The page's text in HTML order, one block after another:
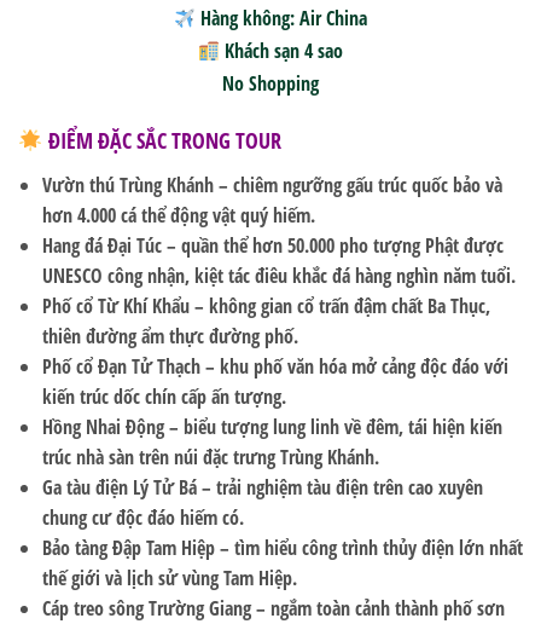
Hàng không: Air China
Khách sạn 4 sao
No Shopping
ĐIỂM ĐẶC SẮC TRONG TOUR
Vườn thú Trùng Khánh– chiêm ngưỡng gấu trúc quốc bảo và
hơn 4.000 cá thể động vật quý hiếm.
Hang đá Đại Túc– quần thể hơn 50.000 pho tượng Phật được
UNESCO công nhận, kiệt tác điêu khắc đá hàng nghìn năm tuổi.
Phố cổ Từ Khí Khẩu– không gian cổ trấn đậm chất Ba Thục,
thiên đường ẩm thực đường phố.
Phố cổ Đạn Tử Thạch– khu phố văn hóa mở cảng độc đáo với
kiến trúc dốc chín cấp ấn tượng.
Hồng Nhai Động– biểu tượng lung linh về đêm, tái hiện kiến
trúc nhà sàn trên núi đặc trưng Trùng Khánh.
Ga tàu điện Lý Tử Bá– trải nghiệm tàu điện trên cao xuyên
chung cư độc đáo hiếm có.
Bảo tàng Đập Tam Hiệp– tìm hiểu công trình thủy điện lớn nhất
thế giới và lịch sử vùng Tam Hiệp.
Cáp treo sông Trường Giang– ngắm toàn cảnh thành phố sơn